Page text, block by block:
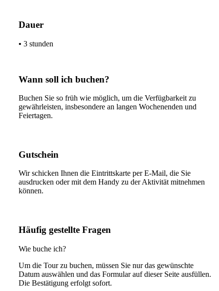
Dauer
• 3 stunden
Wann soll ich buchen?
Buchen Sie so früh wie möglich, um die Verfügbarkeit zu
gewährleisten, insbesondere an langen Wochenenden und
Feiertagen.
Gutschein
Wir schicken Ihnen die Eintrittskarte per E-Mail, die Sie
ausdrucken oder mit dem Handy zu der Aktivität mitnehmen
können.
Häufig gestellte Fragen
Wie buche ich?
Um die Tour zu buchen, müssen Sie nur das gewünschte
Datum auswählen und das Formular auf dieser Seite ausfüllen.
Die Bestätigung erfolgt sofort.